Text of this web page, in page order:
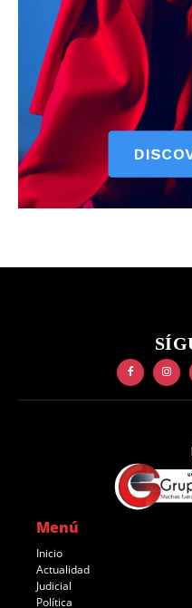
Menú
Inicio
Actualidad
Judicial
Política